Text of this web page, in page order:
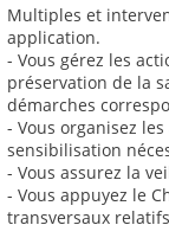
Multiples et
application.
- Vous gérez les
préservation de la
démarches
- Vous organisez
sensibilisation
- Vous assurez la
- Vous appuyez le
transversaux